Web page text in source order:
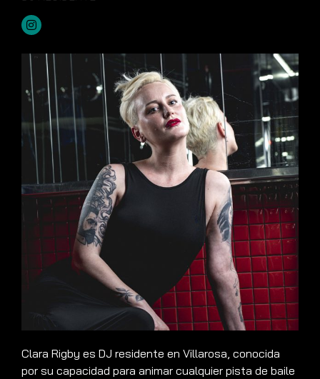
Clara Rigby es DJ residente en Villarosa, conocida
por su capacidad para animar cualquier pista de baile